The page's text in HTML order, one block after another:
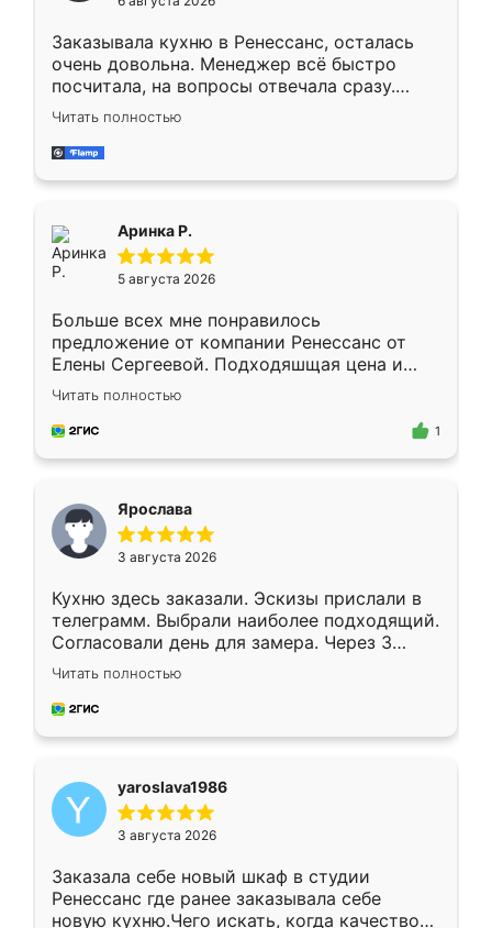
мебели буду заказывать только здесь.
Заказывала кухню в Ренессанс, осталась
очень довольна. Менеджер всё быстро
посчитала, на вопросы отвечала сразу.
Замерщик приехал в субботу, подошёл к
делу со всей ответственностью. Собрали
за день, ребята работали аккуратно, даже
Читать полностью
Аринка Р.
5 августа 2026
Больше всех мне понравилось
предложение от компании Ренессанс от
Елены Сергеевой. Подходяшщая цена и
короткие сроки изготовления. Приехавший
для замера сотрудник Владислав
предложил по моему эскизу самый
Читать полностью
1
Ярослава
3 августа 2026
Кухню здесь заказали. Эскизы прислали в
телеграмм. Выбрали наиболее подходящий.
Согласовали день для замера. Через 3
недели кухня была уже готова. Остались
довольны работой. Спасибо Ренессанс
мебель за качественную работу!
Читать полностью
yaroslava1986
3 августа 2026
Заказала себе новый шкаф в студии
Ренессанс где ранее заказывала себе
новую кухню.Чего искать, когда качеством